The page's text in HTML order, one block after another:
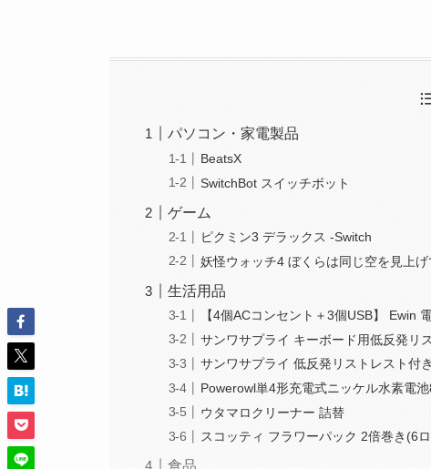
パソコン・家電製品
BeatsX
SwitchBot スイッチボット
ゲーム
ピクミン3 デラックス -Switch
妖怪ウォッチ4 ぼくらは同じ空を見上
生活用品
【4個ACコンセント＋3個USB】 Ewin
サンワサプライ キーボード用低反発リ
サンワサプライ 低反発リストレスト付
Powerowl単4形充電式ニッケル水素電池
ウタマロクリーナー 詰替
スコッティ フラワーパック 2倍巻き(6